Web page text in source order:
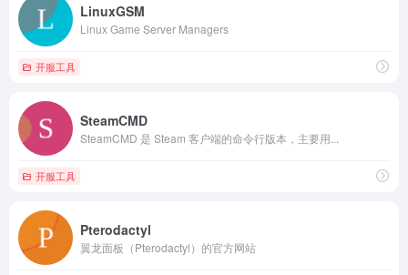
LinuxGSM
Linux Game Server Managers
开服工具
SteamCMD
SteamCMD 是 Steam 客户端的命令行版本，主要用...
开服工具
Pterodactyl
翼龙面板（Pterodactyl）的官方网站